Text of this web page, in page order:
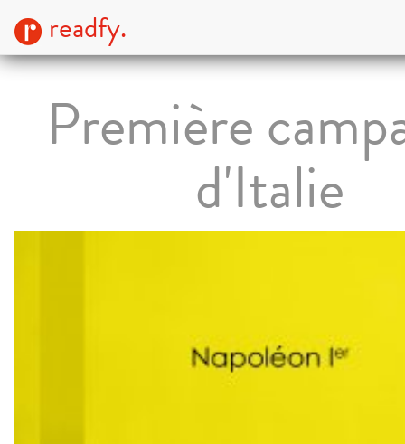
readfy.
Première
d'Italie